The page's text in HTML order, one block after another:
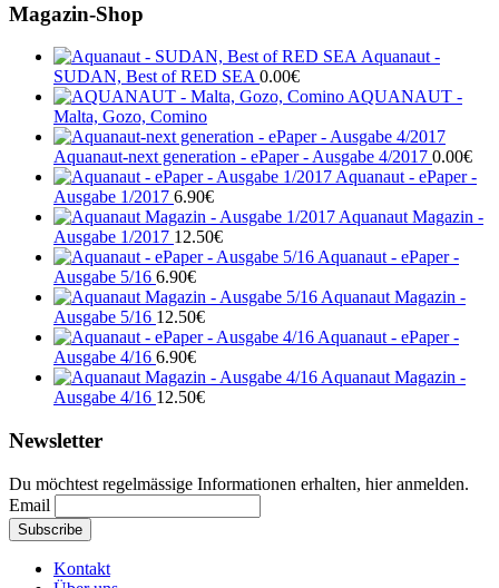
Magazin-Shop
Aquanaut -
SUDAN, Best of RED SEA 0.00€
AQUANAUT -
Malta, Gozo, Comino
Aquanaut-next generation - ePaper - Ausgabe 4/2017 0.00€
Aquanaut - ePaper -
Ausgabe 1/2017 6.90€
Aquanaut Magazin -
Ausgabe 1/2017 12.50€
Aquanaut - ePaper -
Ausgabe 5/16 6.90€
Aquanaut Magazin -
Ausgabe 5/16 12.50€
Aquanaut - ePaper -
Ausgabe 4/16 6.90€
Aquanaut Magazin -
Ausgabe 4/16 12.50€
Newsletter
Du möchtest regelmässige Informationen erhalten, hier anmelden.
Email
Kontakt